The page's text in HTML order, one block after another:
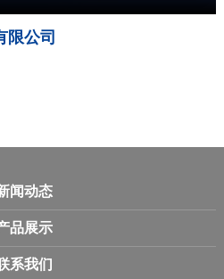
限公司
闻动态
品展示
系我们